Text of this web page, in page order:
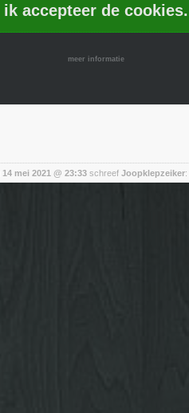
ik accepteer de cookies.
meer informatie
mei 2021 @ 23:33 schreef Joopklepzeiker: